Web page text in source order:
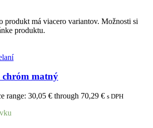
produkt má viacero variantov. Možnosti si
produktu.
chróm matný
range: 30,05 € through 70,29 € s DPH